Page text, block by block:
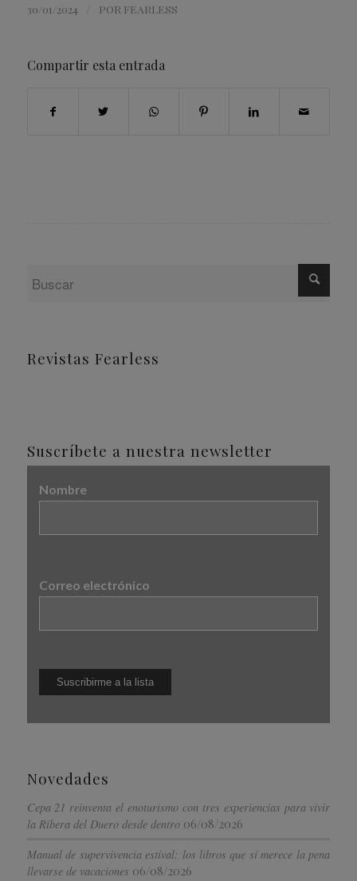
30/01/2024 POR FEARLESS
Compartir esta entrada
Revistas Fearless
Suscríbete a nuestra newsletter
Nombre
Correo electrónico
Novedades
Cepa 21 reinventa el enoturismo con tres experiencias para vivir
la Ribera del Duero desde dentro 06/08/2026
Manual de supervivencia estival: los libros que sí merece la pena
llevarse de vacaciones 06/08/2026